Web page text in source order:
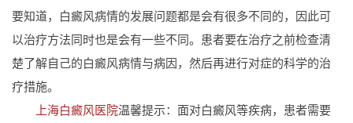
要知道，白癜风病情的发展问题都是会有很多不同的，因此可
以治疗方法同时也是会有一些不同。患者要在治疗之前检查清
楚了解自己的白癜风病情与病因，然后再进行对症的科学的治
疗措施。
上海白癜风医院温馨提示：面对白癜风等疾病，患者需要